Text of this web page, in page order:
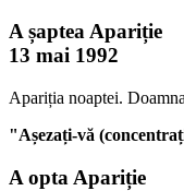
A șaptea Apariție
13 mai 1992
Apariția noaptei.
"Așezați-vă
A opta Apariție